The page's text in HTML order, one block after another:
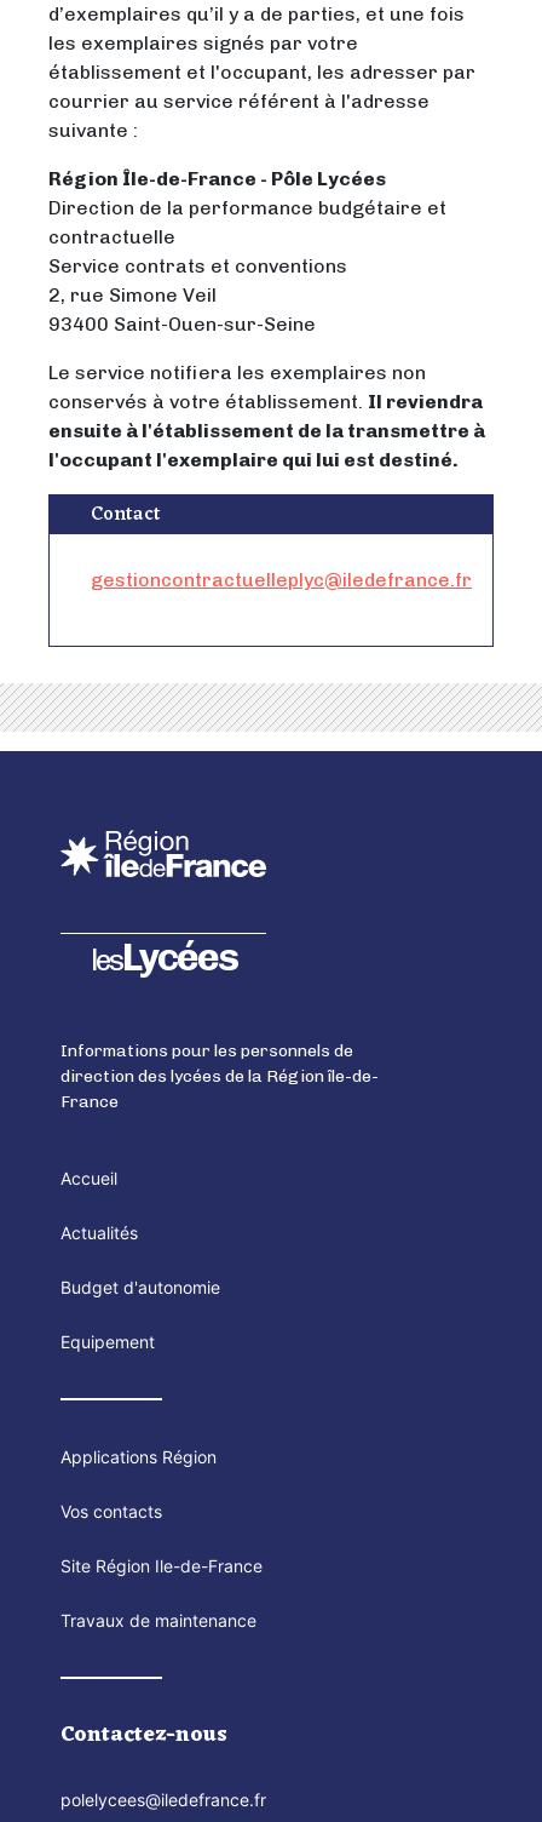
d’exemplaires qu’il y a de parties, et une fois
les exemplaires signés par votre
établissement et l'occupant, les adresser par
courrier au service référent à l'adresse
suivante :
Région Île-de-France - Pôle Lycées
Direction de la performance budgétaire et
contractuelle
Service contrats et conventions
2, rue Simone Veil
93400 Saint-Ouen-sur-Seine
Le service notifiera les exemplaires non
conservés à votre établissement. Il reviendra
ensuite à l'établissement de la transmettre à
l'occupant l'exemplaire qui lui est destiné.
Contact
gestioncontractuelleplyc@iledefrance.fr
lesLycées
Informations pour les personnels de
direction des lycées de la Région île-de-
France
Accueil
Actualités
Budget d'autonomie
Equipement
Applications Région
Vos contacts
Site Région Ile-de-France
Travaux de maintenance
Contactez-nous
polelycees@iledefrance.fr